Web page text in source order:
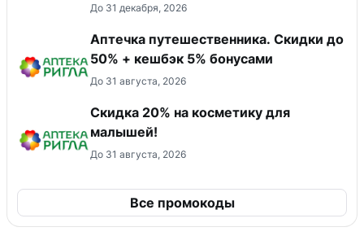
До 31 декабря, 2026
Аптечка путешественника. Скидки до
50% + кешбэк 5% бонусами
До 31 августа, 2026
Скидка 20% на косметику для
малышей!
До 31 августа, 2026
Все промокоды